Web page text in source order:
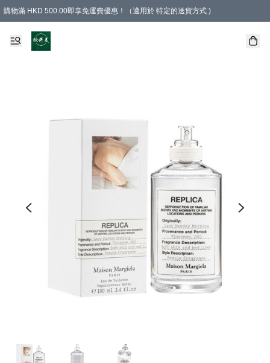
購物滿 HKD 500.00即享免運費優惠！（適用於 特定的送貨方式 )